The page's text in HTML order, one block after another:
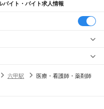
バイト・バイト求人情報
六甲駅
医療・看護師・薬剤師